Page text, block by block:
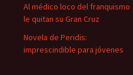
Al médico loco del franquismo
le quitan su Gran Cruz
Novela de Peridis:
imprescindible para jóvenes